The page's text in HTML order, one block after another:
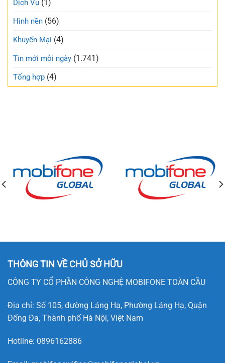
Dịch Vụ (1)
Hình nền (56)
Khuyến Mại (4)
Tin mới mỗi ngày (1.741)
Tổng hợp (4)
THÔNG TIN VỀ CHỦ SỞ HỮU
CÔNG TY CỔ PHẦN CÔNG NGHỆ MOBIFONE TOÀN CẦU
Địa chỉ: Số 105, đường Láng Hạ, Phường Láng Hạ, Quận
Đống Đa, Thành phố Hà Nội, Việt Nam
Hotline: 0896162886